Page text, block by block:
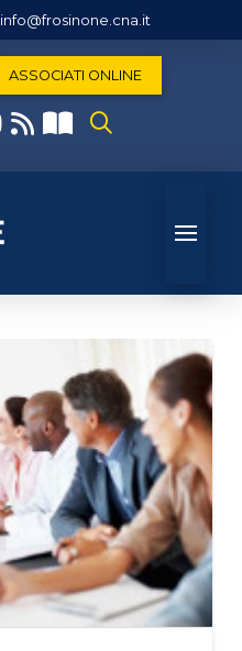
info@frosinone.cna.it
ASSOCIATI ONLINE